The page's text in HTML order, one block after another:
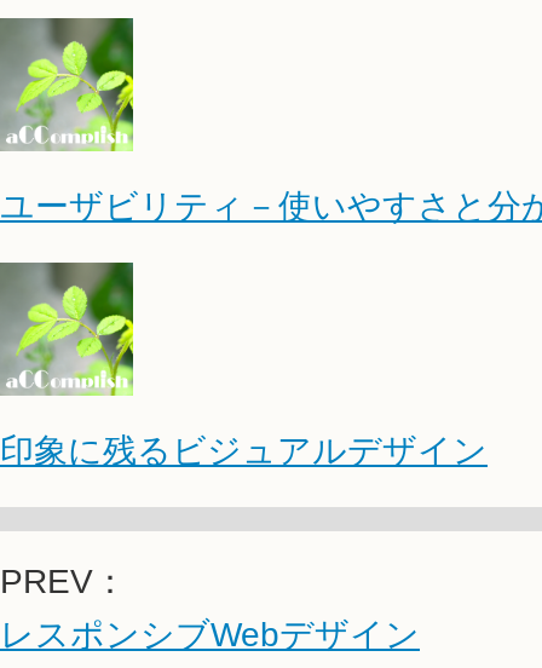
ユーザビリティ－使いやすさと分
印象に残るビジュアルデザイン
PREV：
レスポンシブWebデザイン